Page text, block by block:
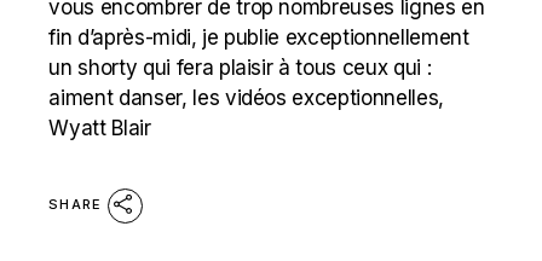
vous encombrer de trop nombreuses lignes en
fin d’après-midi, je publie exceptionnellement
un shorty qui fera plaisir à tous ceux qui :
aiment danser, les vidéos exceptionnelles,
Wyatt Blair
SHARE